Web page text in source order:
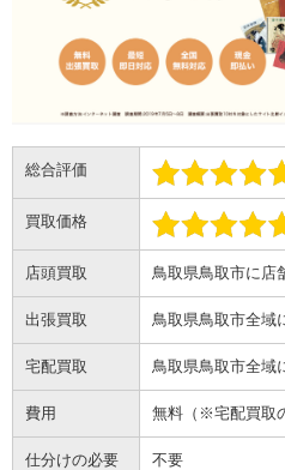
総合評価
買取価格
店頭買取 鳥取県鳥取市に店
出張買取 鳥取県鳥取市全域
宅配買取 鳥取県鳥取市全域
費用 無料（※宅配買取
仕分けの必要
不要